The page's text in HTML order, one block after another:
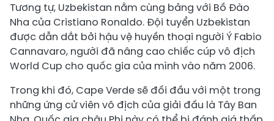
Tương tự, Uzbekistan nằm cùng bảng với Bồ Đào
Nha của Cristiano Ronaldo. Đội tuyển Uzbekistan
được dẫn dắt bởi hậu vệ huyền thoại người Ý Fabio
Cannavaro, người đã nâng cao chiếc cúp vô địch
World Cup cho quốc gia của mình vào năm 2006.
Trong khi đó, Cape Verde sẽ đối đầu với một trong
những ứng cử viên vô địch của giải đấu là Tây Ban